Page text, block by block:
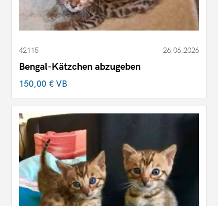
42115 26.06.2026
Bengal-Kätzchen abzugeben
150,00 €VB